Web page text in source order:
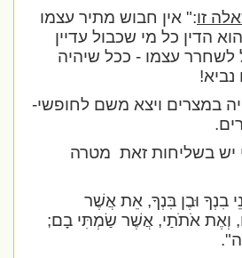
זו :" אין חבוש מתיר עצמו
הדין כל מי שכבול עדיין
לשחרר עצמו - ככל שיהיה
במצרים ויצא משם לחופשי-
בשליחות זאת מטרה
בִנְךָ וּבֶן בִּנְךָ, אֵת אֲשֶׁר
וְאֶת אֹתֹתַי, אֲשֶׁר שַׂמְתִּי בָם;